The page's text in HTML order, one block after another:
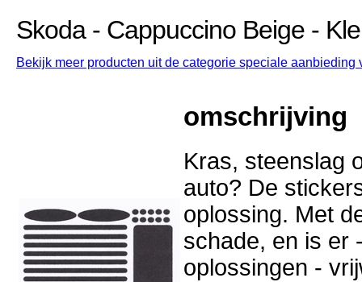
Skoda - Cappuccino Beige -
Bekijk meer producten uit de categorie speciale aanbieding
omschrijving
Kras, steenslag
auto? De
oplossing. Met
schade, en is er
oplossingen -